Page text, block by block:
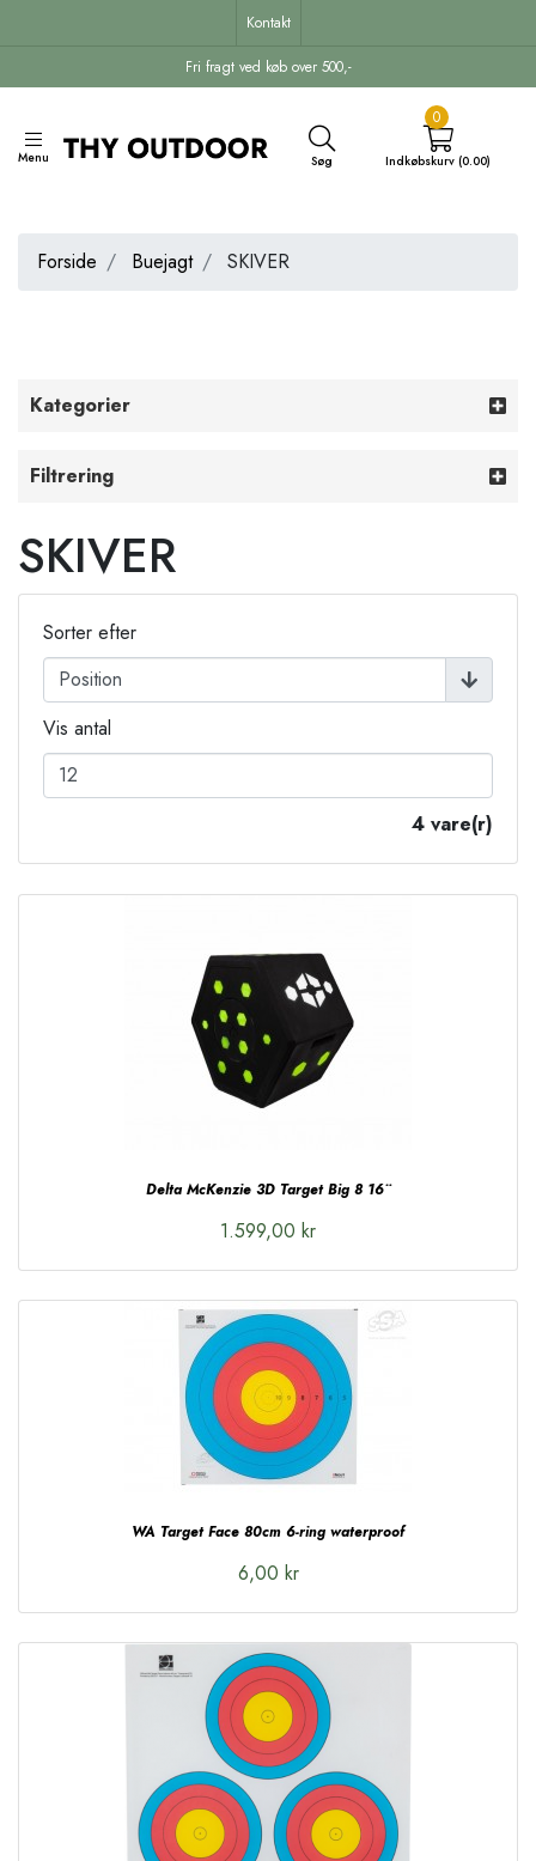
Fri fragt ved køb over 500,-
Kontakt
Menu Søg
0
Indkøbskurv (0.00)
Forside Buejagt SKIVER
Kategorier
Filtrering
SKIVER
Sorter efter
Vis antal
4 vare(r)
Delta McKenzie 3D Target Big 8 16¨
1.599,00 kr
WA Target Face 80cm 6-ring waterproof
6,00 kr